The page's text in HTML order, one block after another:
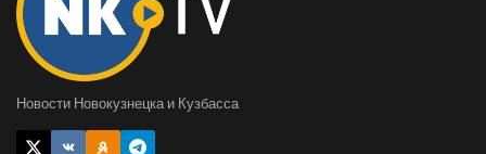
Новости Новокузнецка и Кузбасса